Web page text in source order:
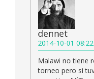
dennet
2014-10-01
Malawi no tiene
torneo pero si